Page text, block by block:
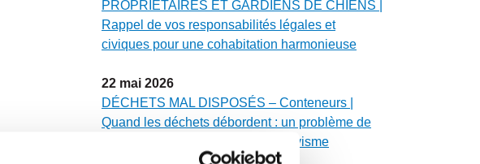
PROPRIÉTAIRES ET GARDIENS DE CHIENS |
Rappel de vos responsabilités légales et
civiques pour une cohabitation harmonieuse
22 mai 2026
DÉCHETS MAL DISPOSÉS – Conteneurs |
Quand les déchets débordent : un problème de
sécurité, d’environnement et de civisme